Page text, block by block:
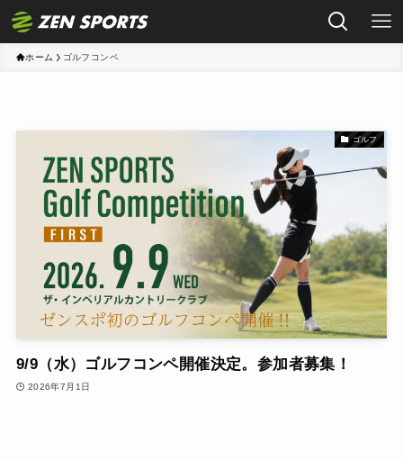
ホーム ゴルフコンペ
ゴルフ
9/9（水）ゴルフコンペ開催決定。参加者募集！
2026年7月1日